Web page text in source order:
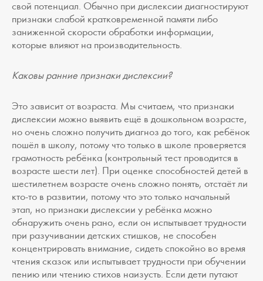
свой потенциал. Обычно при дислексии диагностируют
признаки слабой кратковременной памяти либо
заниженной скорости обработки информации,
которые влияют на производительность.
Каковы ранние признаки дислексии?
Это зависит от возраста. Мы считаем, что признаки
дислексии можно выявить ещё в дошкольном возрасте,
но очень сложно получить диагноз до того, как ребёнок
пошёл в школу, потому что только в школе проверяется
грамотность ребёнка (контрольный тест проводится в
возрасте шести лет). При оценке способностей детей в
шестилетнем возрасте очень сложно понять, отстаёт ли
кто-то в развитии, потому что это только начальный
этап, но признаки дислексии у ребёнка можно
обнаружить очень рано, если он испытывает трудности
при разучивании детских стишков, не способен
концентрировать внимание, сидеть спокойно во время
чтения сказок или испытывает трудности при обучении
пению или чтению стихов наизусть. Если дети путают